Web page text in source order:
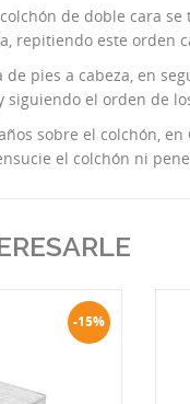
de doble cara se
repitiendo este orden
pies a cabeza, en
siguiendo el orden de
sobre el colchón,
el colchón ni
-15%